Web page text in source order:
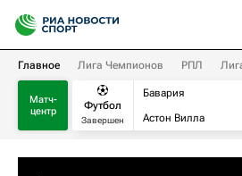
Главное Лига Чемпионов РПЛ
Матч-
центр
Футбол
Завершен
Бавария
Астон Вилла